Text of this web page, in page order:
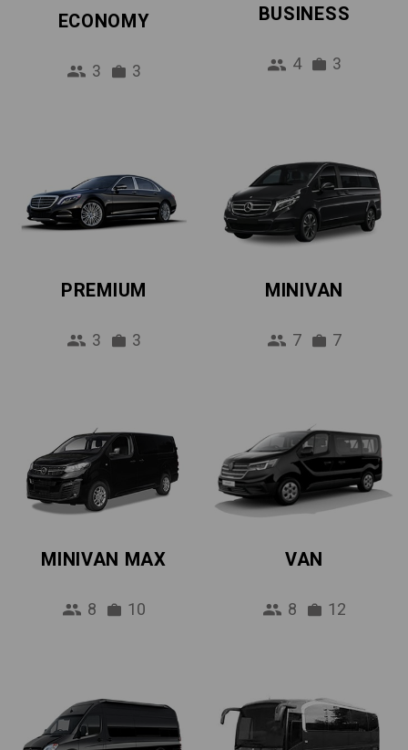
ECONOMY
3 3
BUSINESS
4 3
PREMIUM
3 3
MINIVAN
7 7
MINIVAN MAX
8 10
VAN
8 12